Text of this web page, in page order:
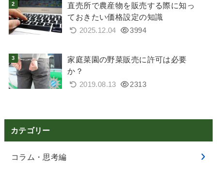
直売所で農産物を販売する際に知っ
ておきたい価格設定の知識
2025.12.04 3994
家庭菜園の野菜販売に許可は必要
か？
2019.08.13 2313
カテゴリー
コラム・思考編